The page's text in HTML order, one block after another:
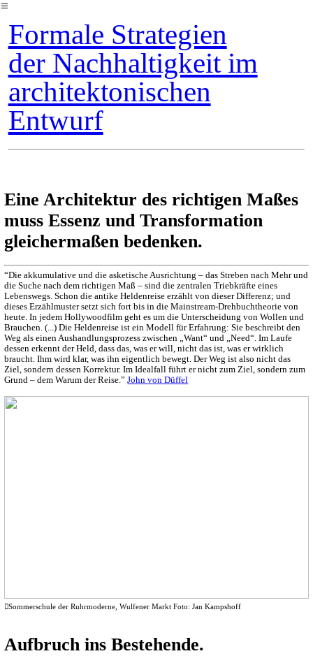
︎
Formale Strategien
der Nachhaltigkeit im
architektonischen
Entwurf
Eine Architektur des richtigen Maßes
muss Essenz und Transformation
gleichermaßen bedenken.
“Die akkumulative und die asketische Ausrichtung – das Streben nach Mehr und
die Suche nach dem richtigen Maß – sind die zentralen Triebkräfte eines
Lebenswegs. Schon die antike Heldenreise erzählt von dieser Differenz; und
dieses Erzählmuster setzt sich fort bis in die Mainstream-Drehbuchtheorie von
heute. In jedem Hollywoodfilm geht es um die Unterscheidung von Wollen und
Brauchen. (...) Die Heldenreise ist ein Modell für Erfahrung: Sie beschreibt den
Weg als einen Aushandlungsprozess zwischen „Want“ und „Need“. Im Laufe
dessen erkennt der Held, dass das, was er will, nicht das ist, was er wirklich
braucht. Ihm wird klar, was ihn eigentlich bewegt. Der Weg ist also nicht das
Ziel, sondern dessen Korrektur. Im Idealfall führt er nicht zum Ziel, sondern zum
Grund – dem Warum der Reise.”John von Düffel
︎︎︎Sommerschule der Ruhrmoderne, Wulfener Markt Foto: Jan Kampshoff
Aufbruch ins Bestehende.